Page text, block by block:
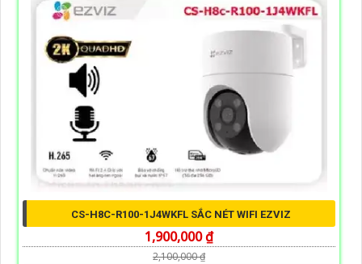
CS-H8C-R100-1J4WKFL SẮC NÉT WIFI EZVIZ
1,900,000 ₫
2,100,000 ₫